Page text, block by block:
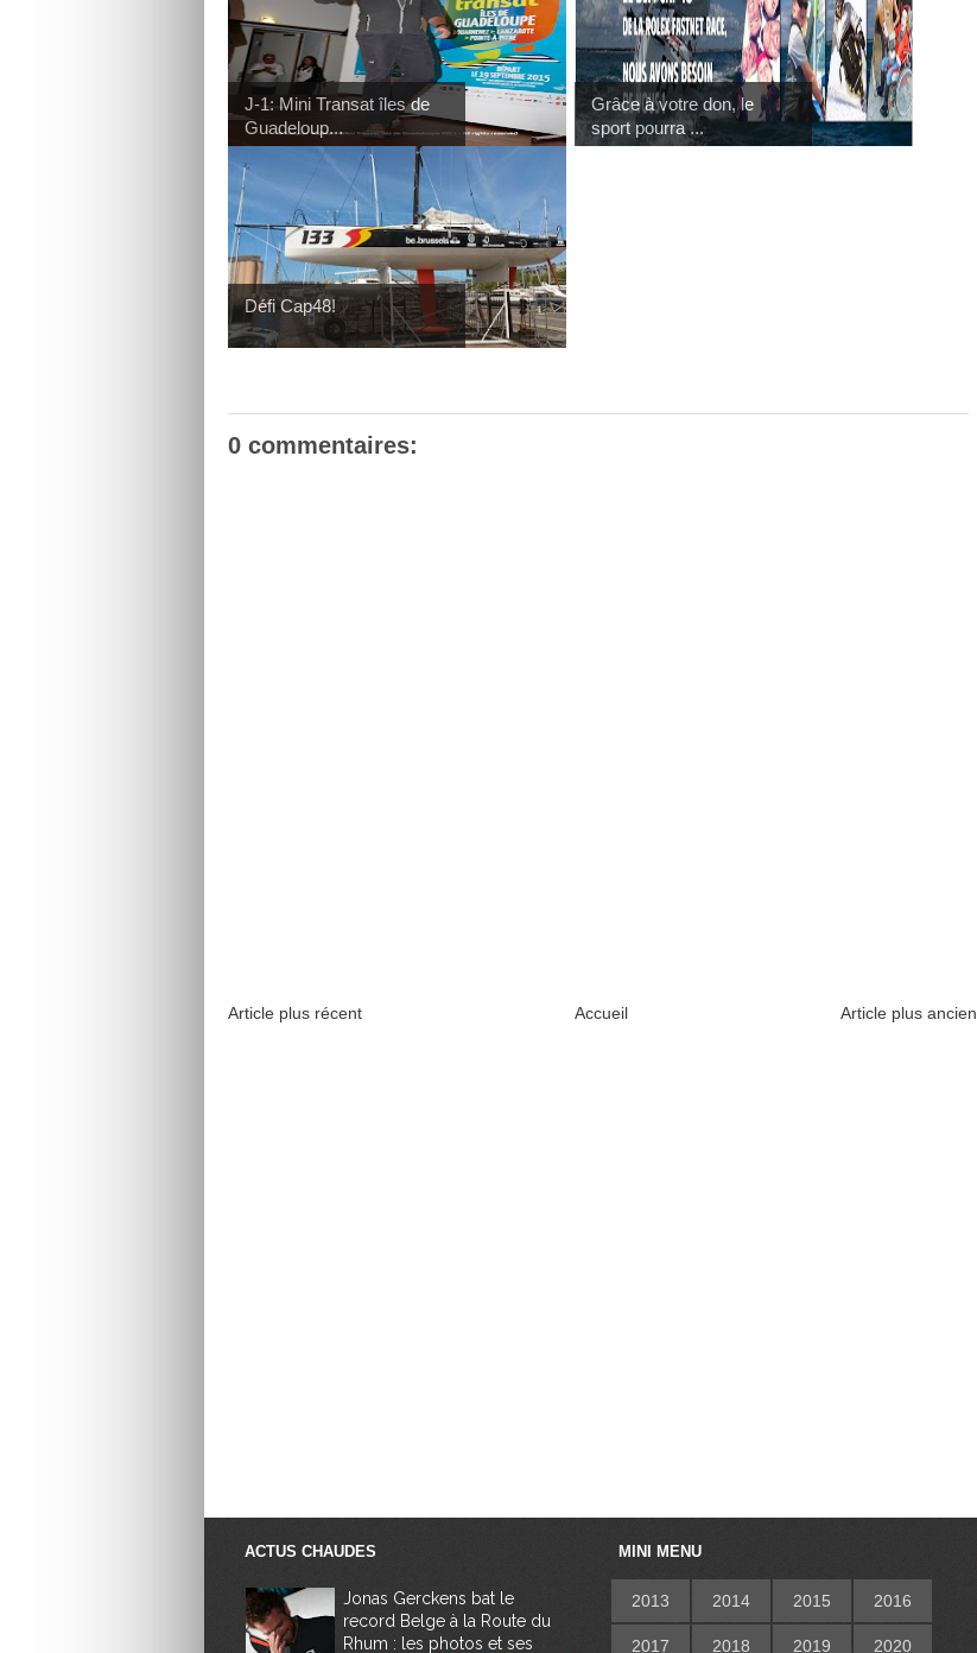
J-1: Mini Transat îles de
Guadeloup...
Grâce à votre don, le
sport pourra ...
Défi Cap48!
0 commentaires:
Article plus récent Article plus ancien
Accueil
ACTUS CHAUDES
Jonas Gerckens bat le
record Belge à la Route du
Rhum : les photos et ses
MINI MENU
2013 2014 2015 2016
2017 2018 2019 2020